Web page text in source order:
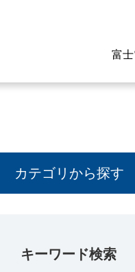
富
経営の考
企業活動
特高高
監視制御
財務・業
環境
高卒採用
企業情報
カテゴリから探す
キーワード検索